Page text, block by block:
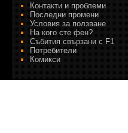
Контакти и проблеми
Последни промени
Условия за ползване
На кого сте фен?
Събития свързани с F1
Потребители
Комикси